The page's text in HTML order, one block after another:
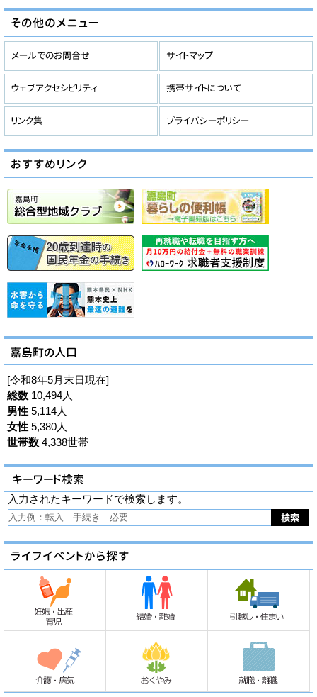
[令和8年5月末日現在]
総数 10,494人
男性 5,114人
女性 5,380人
世帯数 4,338世帯
入力されたキーワードで検索します。